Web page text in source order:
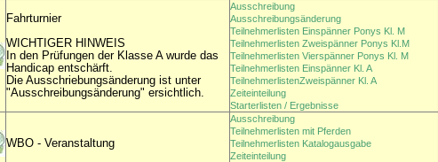
Fahrturnier
WICHTIGER HINWEIS
In den Prüfungen der Klasse A wurde das
Handicap entschärft.
Die Ausschriebungsänderung ist unter
"Ausschreibungsänderung" ersichtlich.
Ausschreibung
Ausschreibungsänderung
Teilnehmerlisten Einspänner Ponys Kl. M
Teilnehmerlisten Zweispänner Ponys Kl.M
Teilnehmerlisten Vierspänner Ponys Kl. M
Teilnehmerlisten Einspänner Kl. A
TeilnehmerlistenZweispänner Kl. A
Zeiteinteilung
Starterlisten / Ergebnisse
WBO - Veranstaltung
Ausschreibung
Teilnehmerlisten mit Pferden
Teilnehmerlisten Katalogausgabe
Zeiteinteilung